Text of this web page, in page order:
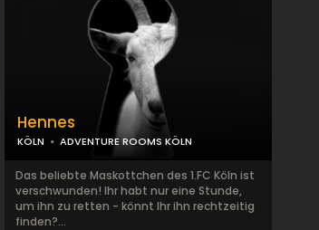
Hennes
KÖLN ADVENTURE ROOMS KÖLN
Das beliebte Maskottchen des 1.FC Köln ist
verschwunden! Ihr habt nur eine Stunde,
um ihn zu retten - könnt Ihr ihn rechtzeitig
finden?...